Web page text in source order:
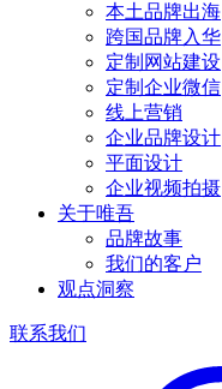
本土品牌出海
跨国品牌入华
定制网站建设
定制企业微信
线上营销
企业品牌设计
平面设计
企业视频拍摄
关于唯吾
品牌故事
我们的客户
观点洞察
联系我们